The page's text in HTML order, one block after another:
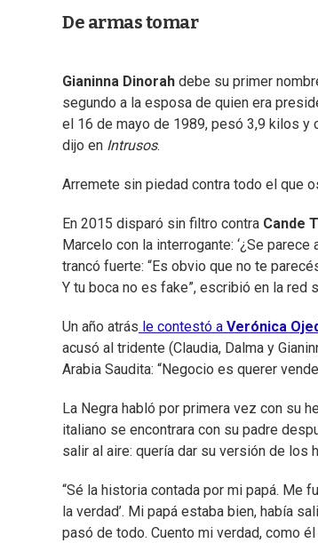
De armas tomar
Gianinna Dinorah debe su primer
segundo a la esposa de quien era
el 16 de mayo de 1989, pesó 3,9 kilos y
dijo en Intrusos.
Arremete sin piedad contra todo el que
En 2015 disparó sin filtro contra Cande
Marcelo con la interrogante: ‘¿Se
trancó fuerte: “Es obvio que no te
Y tu boca no es fake”, escribió en la
Un año atrás le contestó a Verónica
acusó al tridente (Claudia, Dalma y
Arabia Saudita: “Negocio es querer
La Negra habló por primera vez con su
italiano se encontrara con su padre
salir al aire: quería dar su versión de los
“Sé la historia contada por mi papá. Me
la verdad’. Mi papá estaba bien, había
pasó de todo. Cuento mi verdad, como